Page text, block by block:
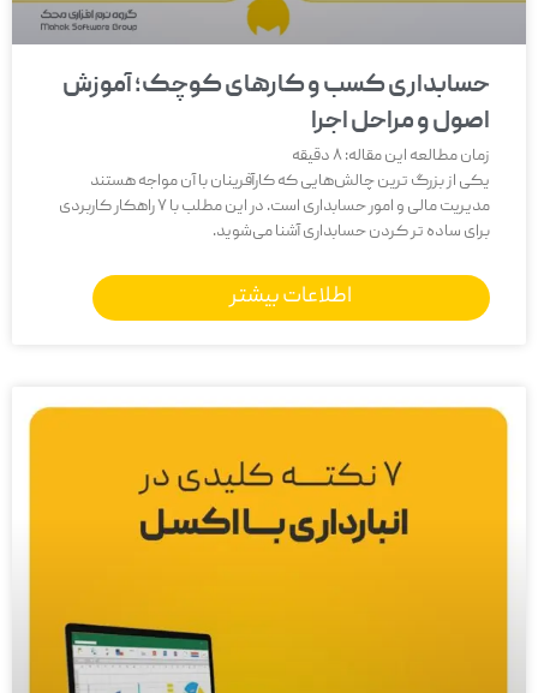
حسابداری کسب و کارهای کوچک؛ آموزش
اصول و مراحل اجرا
زمان مطالعه این مقاله:8دقیقه
یکی از بزرگ‌ ترین چالش‌هایی که کارآفرینان با آن مواجه هستند
مدیریت مالی و امور حسابداری است. در این مطلب با 7 راهکار کاربردی
برای ساده تر کردن حسابداری آشنا می‌شوید.
اطلاعات بیشتر